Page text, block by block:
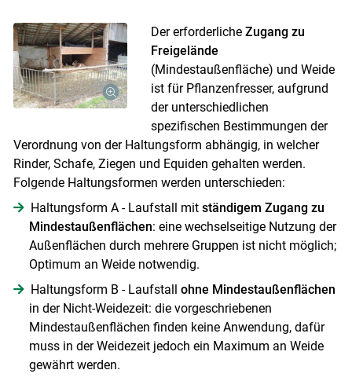
Der erforderliche Zugang zu
Freigelände
(Mindestaußenfläche) und Weide
ist für Pflanzenfresser, aufgrund
der unterschiedlichen
spezifischen Bestimmungen der
Verordnung von der Haltungsform abhängig, in welcher
Rinder, Schafe, Ziegen und Equiden gehalten werden.
Folgende Haltungsformen werden unterschieden:
Haltungsform A - Laufstall mit ständigem Zugang zu
Mindestaußenflächen: eine wechselseitige Nutzung der
Außenflächen durch mehrere Gruppen ist nicht möglich;
Optimum an Weide notwendig.
Haltungsform B - Laufstall ohne Mindestaußenflächen
in der Nicht-Weidezeit: die vorgeschriebenen
Mindestaußenflächen finden keine Anwendung, dafür
muss in der Weidezeit jedoch ein Maximum an Weide
gewährt werden.